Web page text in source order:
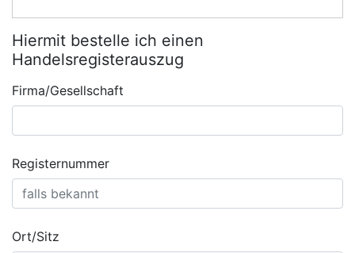
Hiermit bestelle ich einen
Handelsregisterauszug
Firma/Gesellschaft
Registernummer
Ort/Sitz